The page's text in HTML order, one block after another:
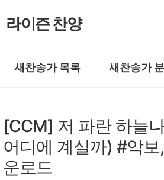
라이즌 찬양
새찬송가 목록 새찬송가
[CCM] 저 파란 하늘
어디에 계실까) #악
운로드